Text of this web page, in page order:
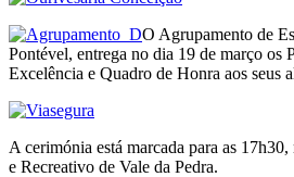
O Agrupamento de
Pontével, entrega no dia 19 de março os
Excelência e Quadro de Honra aos seus
A cerimónia está marcada para as
e Recreativo de Vale da Pedra.